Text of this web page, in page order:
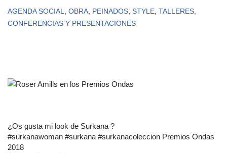
AGENDA SOCIAL, OBRA, PEINADOS, STYLE, TALLERES,
CONFERENCIAS Y PRESENTACIONES
¿Os gusta mi look de Surkana ?
#surkanawoman #surkana #surkanacoleccion Premios Ondas
2018